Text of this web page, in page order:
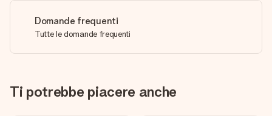
Domande frequenti
Tutte le domande frequenti
Ti potrebbe piacere anche